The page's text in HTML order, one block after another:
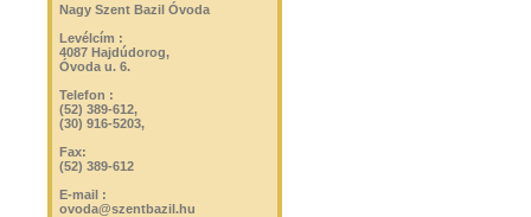
Nagy Szent Bazil Óvoda
Levélcím :
4087 Hajdúdorog,
Óvoda u. 6.
Telefon :
(52) 389-612,
(30) 916-5203,
Fax:
(52) 389-612
E-mail :
ovoda@szentbazil.hu